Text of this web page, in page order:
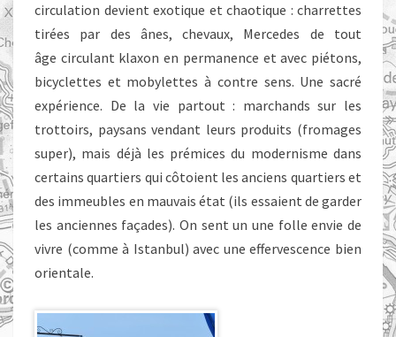
circulation devient exotique et chaotique : charrettes
tirées par des ânes, chevaux, Mercedes de tout
âge circulant klaxon en permanence et avec piétons,
bicyclettes et mobylettes à contre sens. Une sacré
expérience. De la vie partout : marchands sur les
trottoirs, paysans vendant leurs produits (fromages
super), mais déjà les prémices du modernisme dans
certains quartiers qui côtoient les anciens quartiers et
des immeubles en mauvais état (ils essaient de garder
les anciennes façades). On sent un une folle envie de
vivre (comme à Istanbul) avec une effervescence bien
orientale.